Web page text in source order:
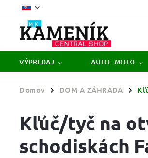
VÝPREDAJ AUTO - MOTO
Domov / DOM A ZÁHRADA /
Kľúč/tyč na
schodiskách